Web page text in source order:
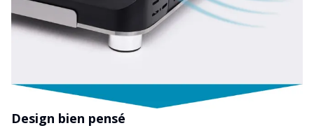
Design bien pensé